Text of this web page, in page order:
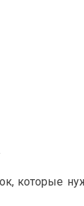
которые